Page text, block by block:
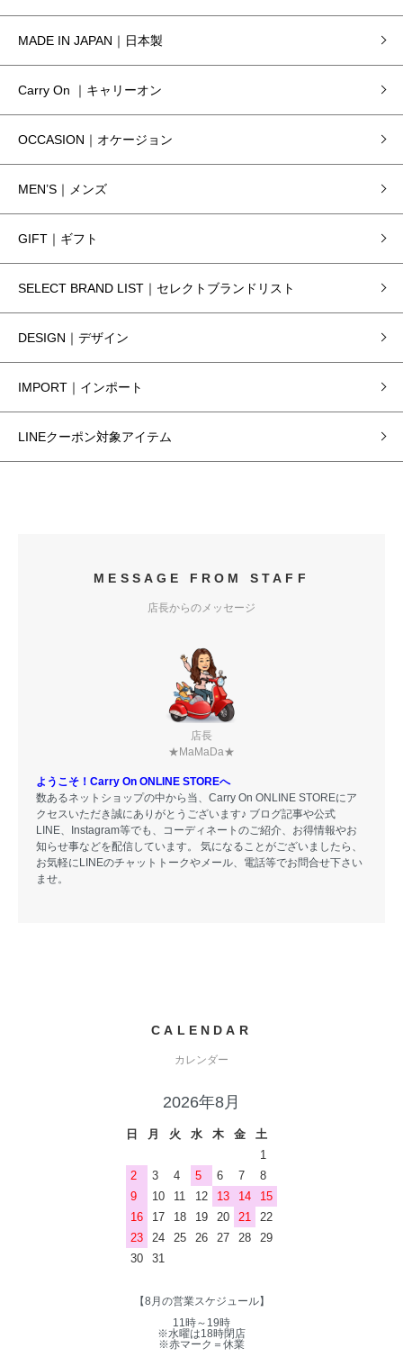
MADE IN JAPAN｜日本製
Carry On ｜キャリーオン
OCCASION｜オケージョン
MEN’S｜メンズ
GIFT｜ギフト
SELECT BRAND LIST｜セレクトブランドリスト
DESIGN｜デザイン
IMPORT｜インポート
LINEクーポン対象アイテム
MESSAGE FROM STAFF
店長からのメッセージ
店長
★MaMaDa★
ようこそ！Carry On ONLINE STOREへ
数あるネットショップの中から当、Carry On ONLINE STOREにア
クセスいただき誠にありがとうございます♪ ブログ記事や公式
LINE、Instagram等でも、コーディネートのご紹介、お得情報やお
知らせ事などを配信しています。 気になることがございましたら、
お気軽にLINEのチャットトークやメール、電話等でお問合せ下さい
ませ。
CALENDAR
カレンダー
2026年8月
日 月 火 水 木 金
土
1
2
3 4 5 6 7
8
9
10 11 12 13 14
15
16
17 18 19 20 21
22
23
24 25 26 27 28
29
30
31
【8月の営業スケジュール】
11時～19時
※水曜は18時閉店
※赤マーク＝休業